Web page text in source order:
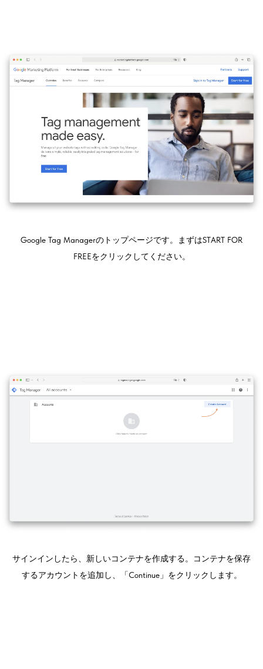
Google Tag Managerのトップページです。まずはSTART FOR
FREEをクリックしてください。
サインインしたら、新しいコンテナを作成する。コンテナを保存
するアカウントを追加し、「Continue」をクリックします。